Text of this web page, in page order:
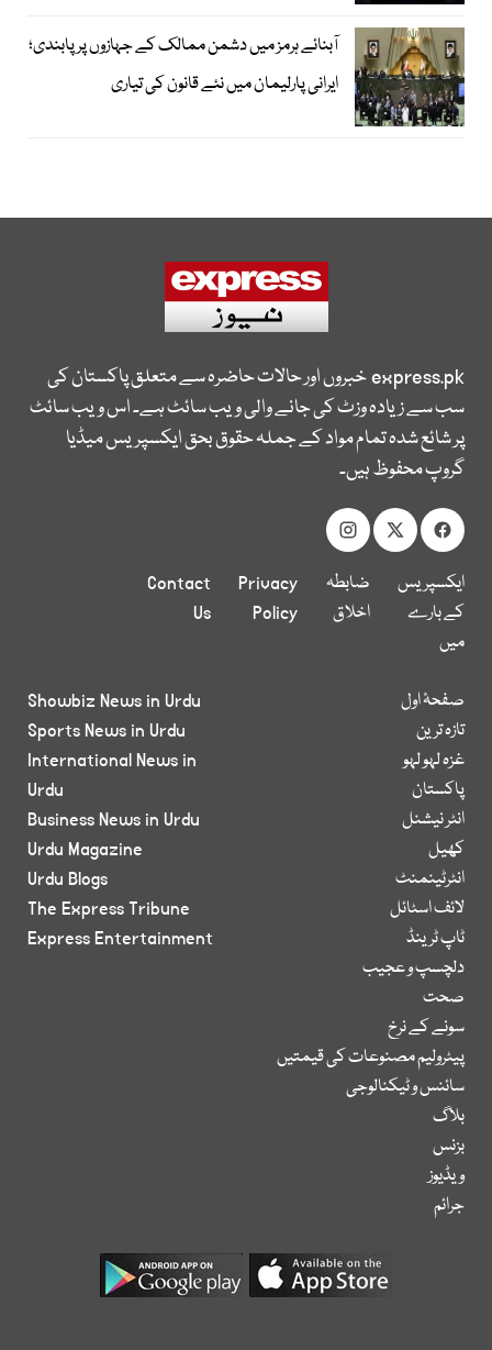
آبنائے ہرمز میں دشمن ممالک کے جہازوں پر پابندی؛
ایرانی پارلیمان میں نئے قانون کی تیاری
express.pkخبروں اور حالات حاضرہ سے متعلق پاکستان کی
سب سے زیادہ وزٹ کی جانے والی ویب سائٹ ہے۔ اس ویب سائٹ
پر شائع شدہ تمام مواد کے جملہ حقوق بحق ایکسپریس میڈیا
گروپ محفوظ ہیں۔
ایکسپریس
کے بارے
میں
ضابطہ
اخلاق
Privacy
Policy
Contact
Us
صفحۂ اول
تازہ ترین
غزہ لہو لہو
پاکستان
انٹر نیشنل
کھیل
انٹرٹینمنٹ
لائف اسٹائل
ٹاپ ٹرینڈ
دلچسپ و عجیب
صحت
سونے کے نرخ
پیٹرولیم مصنوعات کی قیمتیں
سائنس و ٹیکنالوجی
بلاگ
بزنس
ویڈیوز
جرائم
Showbiz News in Urdu
Sports News in Urdu
International News in
Urdu
Business News in Urdu
Urdu Magazine
Urdu Blogs
The Express Tribune
Express Entertainment